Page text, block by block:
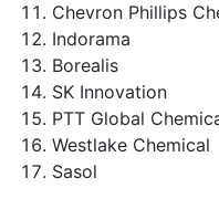
Chevron Phillips
Indorama
Borealis
SK Innovation
PTT Global
Westlake Chemical
Sasol